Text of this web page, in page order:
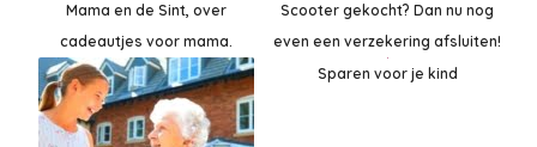
Mama en de Sint, over
cadeautjes voor mama.
Scooter gekocht? Dan nu nog
even een verzekering afsluiten!
Sparen voor je kind